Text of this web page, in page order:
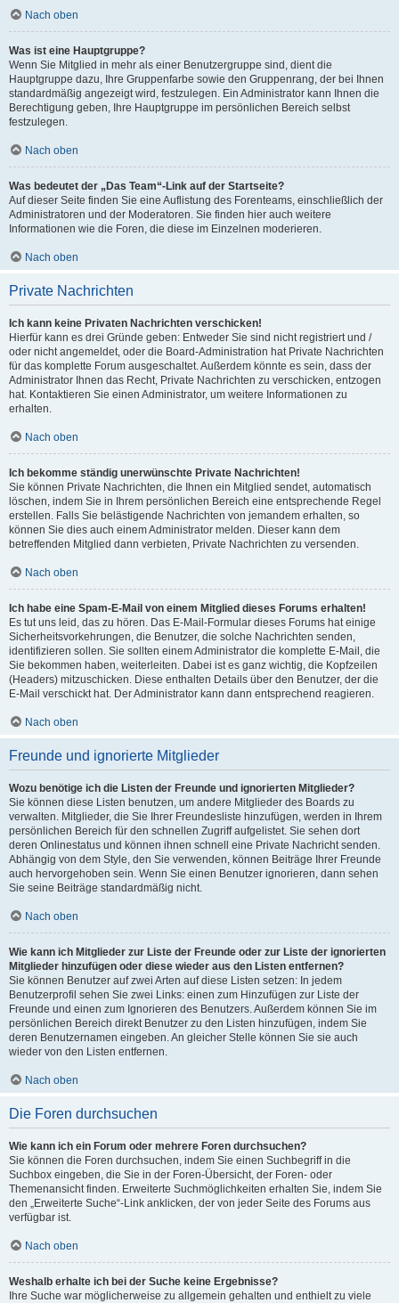
Nach oben
Was ist eine Hauptgruppe?
Wenn Sie Mitglied in mehr als einer Benutzergruppe sind, dient die
Hauptgruppe dazu, Ihre Gruppenfarbe sowie den Gruppenrang, der bei Ihnen
standardmäßig angezeigt wird, festzulegen. Ein Administrator kann Ihnen die
Berechtigung geben, Ihre Hauptgruppe im persönlichen Bereich selbst
festzulegen.
Nach oben
Was bedeutet der „Das Team“-Link auf der Startseite?
Auf dieser Seite finden Sie eine Auflistung des Forenteams, einschließlich der
Administratoren und der Moderatoren. Sie finden hier auch weitere
Informationen wie die Foren, die diese im Einzelnen moderieren.
Nach oben
Private Nachrichten
Ich kann keine Privaten Nachrichten verschicken!
Hierfür kann es drei Gründe geben: Entweder Sie sind nicht registriert und /
oder nicht angemeldet, oder die Board-Administration hat Private Nachrichten
für das komplette Forum ausgeschaltet. Außerdem könnte es sein, dass der
Administrator Ihnen das Recht, Private Nachrichten zu verschicken, entzogen
hat. Kontaktieren Sie einen Administrator, um weitere Informationen zu
erhalten.
Nach oben
Ich bekomme ständig unerwünschte Private Nachrichten!
Sie können Private Nachrichten, die Ihnen ein Mitglied sendet, automatisch
löschen, indem Sie in Ihrem persönlichen Bereich eine entsprechende Regel
erstellen. Falls Sie belästigende Nachrichten von jemandem erhalten, so
können Sie dies auch einem Administrator melden. Dieser kann dem
betreffenden Mitglied dann verbieten, Private Nachrichten zu versenden.
Nach oben
Ich habe eine Spam-E-Mail von einem Mitglied dieses Forums erhalten!
Es tut uns leid, das zu hören. Das E-Mail-Formular dieses Forums hat einige
Sicherheitsvorkehrungen, die Benutzer, die solche Nachrichten senden,
identifizieren sollen. Sie sollten einem Administrator die komplette E-Mail, die
Sie bekommen haben, weiterleiten. Dabei ist es ganz wichtig, die Kopfzeilen
(Headers) mitzuschicken. Diese enthalten Details über den Benutzer, der die
E-Mail verschickt hat. Der Administrator kann dann entsprechend reagieren.
Nach oben
Freunde und ignorierte Mitglieder
Wozu benötige ich die Listen der Freunde und ignorierten Mitglieder?
Sie können diese Listen benutzen, um andere Mitglieder des Boards zu
verwalten. Mitglieder, die Sie Ihrer Freundesliste hinzufügen, werden in Ihrem
persönlichen Bereich für den schnellen Zugriff aufgelistet. Sie sehen dort
deren Onlinestatus und können ihnen schnell eine Private Nachricht senden.
Abhängig von dem Style, den Sie verwenden, können Beiträge Ihrer Freunde
auch hervorgehoben sein. Wenn Sie einen Benutzer ignorieren, dann sehen
Sie seine Beiträge standardmäßig nicht.
Nach oben
Wie kann ich Mitglieder zur Liste der Freunde oder zur Liste der ignorierten
Mitglieder hinzufügen oder diese wieder aus den Listen entfernen?
Sie können Benutzer auf zwei Arten auf diese Listen setzen: In jedem
Benutzerprofil sehen Sie zwei Links: einen zum Hinzufügen zur Liste der
Freunde und einen zum Ignorieren des Benutzers. Außerdem können Sie im
persönlichen Bereich direkt Benutzer zu den Listen hinzufügen, indem Sie
deren Benutzernamen eingeben. An gleicher Stelle können Sie sie auch
wieder von den Listen entfernen.
Nach oben
Die Foren durchsuchen
Wie kann ich ein Forum oder mehrere Foren durchsuchen?
Sie können die Foren durchsuchen, indem Sie einen Suchbegriff in die
Suchbox eingeben, die Sie in der Foren-Übersicht, der Foren- oder
Themenansicht finden. Erweiterte Suchmöglichkeiten erhalten Sie, indem Sie
den „Erweiterte Suche“-Link anklicken, der von jeder Seite des Forums aus
verfügbar ist.
Nach oben
Weshalb erhalte ich bei der Suche keine Ergebnisse?
Ihre Suche war möglicherweise zu allgemein gehalten und enthielt zu viele